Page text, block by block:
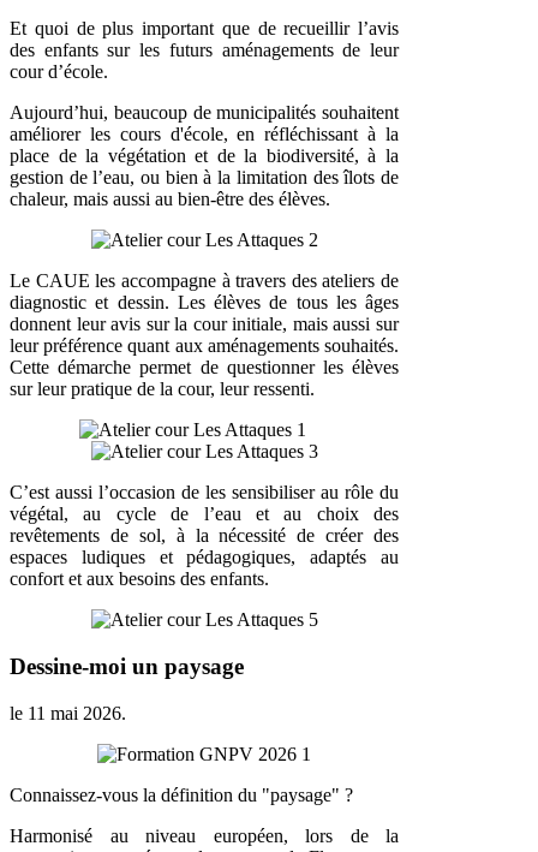
Et quoi de plus important que de recueillir l’avis
des enfants sur les futurs aménagements de leur
cour d’école.
Aujourd’hui, beaucoup de municipalités souhaitent
améliorer les cours d'école, en réfléchissant à la
place de la végétation et de la biodiversité, à la
gestion de l’eau, ou bien à la limitation des îlots de
chaleur, mais aussi au bien-être des élèves.
Le CAUE les accompagne à travers des ateliers de
diagnostic et dessin. Les élèves de tous les âges
donnent leur avis sur la cour initiale, mais aussi sur
leur préférence quant aux aménagements souhaités.
Cette démarche permet de questionner les élèves
sur leur pratique de la cour, leur ressenti.
C’est aussi l’occasion de les sensibiliser au rôle du
végétal, au cycle de l’eau et au choix des
revêtements de sol, à la nécessité de créer des
espaces ludiques et pédagogiques, adaptés au
confort et aux besoins des enfants.
Dessine-moi un paysage
le 11 mai 2026.
Connaissez-vous la définition du "paysage" ?
Harmonisé au niveau européen, lors de la